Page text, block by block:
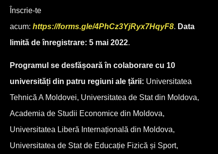
Înscrie-te
acum: https://forms.gle/4PhCz3YjRyx7HqyF8. Data
limită de înregistrare: 5 mai 2022.
Programul se desfășoară în colaborare cu 10
universități din patru regiuni ale țării: Universitatea
Tehnică A Moldovei, Universitatea de Stat din Moldova,
Academia de Studii Economice din Moldova,
Universitatea Liberă Internațională din Moldova,
Universitatea de Stat de Educație Fizică și Sport,